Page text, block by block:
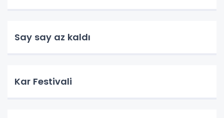
Say say az kaldı
Kar Festivali